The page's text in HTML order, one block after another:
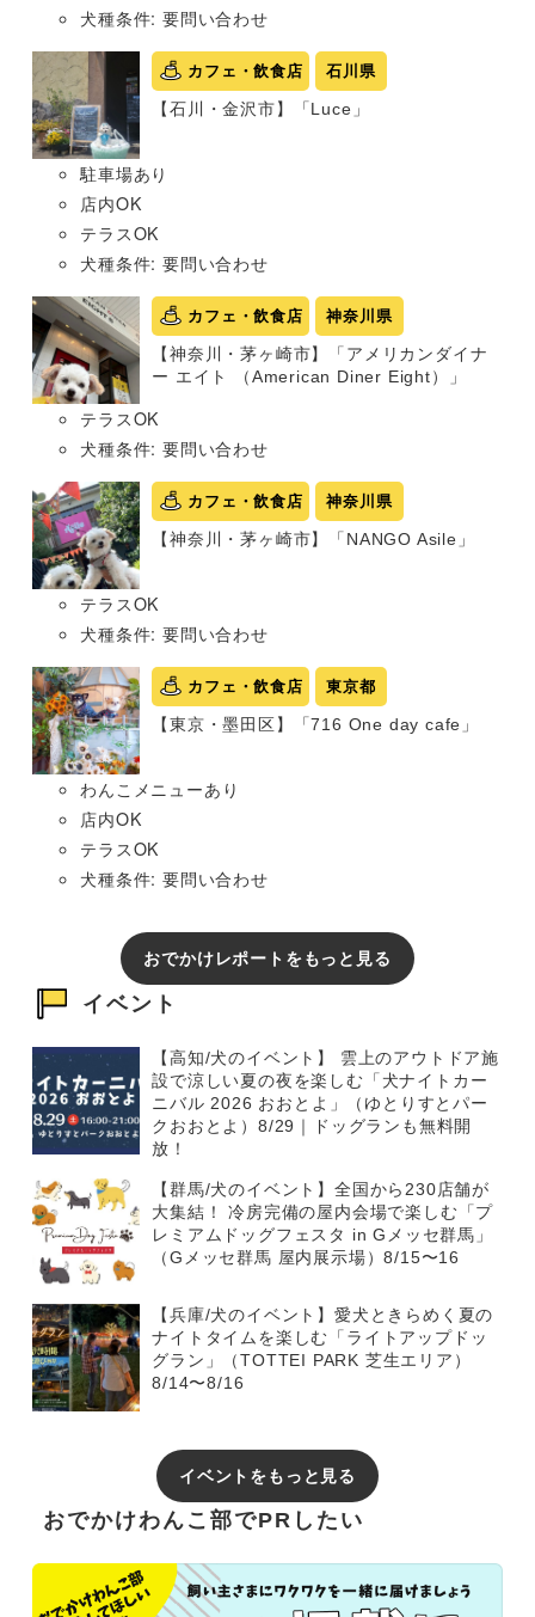
犬種条件: 要問い合わせ
カフェ・飲食店 石川県
【石川・金沢市】「Luce」
駐車場あり
店内OK
テラスOK
犬種条件: 要問い合わせ
カフェ・飲食店 神奈川県
【神奈川・茅ヶ崎市】「アメリカンダイナ
ー エイト （American Diner Eight）」
テラスOK
犬種条件: 要問い合わせ
カフェ・飲食店 神奈川県
【神奈川・茅ヶ崎市】「NANGO Asile」
テラスOK
犬種条件: 要問い合わせ
カフェ・飲食店 東京都
【東京・墨田区】「716 One day cafe」
わんこメニューあり
店内OK
テラスOK
犬種条件: 要問い合わせ
おでかけレポートをもっと見る
イベント
【高知/犬のイベント】 雲上のアウトドア施
設で涼しい夏の夜を楽しむ「犬ナイトカー
ニバル 2026 おおとよ」（ゆとりすとパー
クおおとよ）8/29｜ドッグランも無料開
放！
【群馬/犬のイベント】全国から230店舗が
大集結！ 冷房完備の屋内会場で楽しむ「プ
レミアムドッグフェスタ in Gメッセ群馬」
（Gメッセ群馬 屋内展示場）8/15〜16
【兵庫/犬のイベント】愛犬ときらめく夏の
ナイトタイムを楽しむ「ライトアップドッ
グラン」（TOTTEI PARK 芝生エリア）
8/14〜8/16
イベントをもっと見る
おでかけわんこ部でPRしたい